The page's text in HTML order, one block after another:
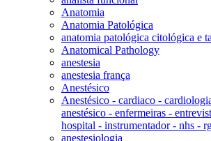
Anatomia
Anatomia Patológica
anatomia patológica citológica e
Anatomical Pathology
anestesia
anestesia frança
Anestésico
Anestésico - cardiaco -
anestésico - enfermeiras -
hospital - instrumentador - nhs -
anestesiologia